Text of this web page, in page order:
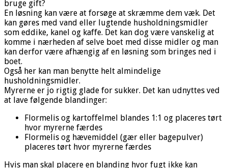
bruge gift?
En løsning kan være at forsøge at skræmme dem væk. Det
kan gøres med vand eller lugtende husholdningsmidler
som eddike, kanel og kaffe. Det kan dog være vanskelig at
komme i nærheden af selve boet med disse midler og man
kan derfor være afhængig af en løsning som bringes ned i
boet.
Også her kan man benytte helt almindelige
husholdningsmidler.
Myrerne er jo rigtig glade for sukker. Det kan udnyttes ved
at lave følgende blandinger:
Flormelis og kartoffelmel blandes 1:1 og placeres tørt
hvor myrerne færdes
Flormelis og hævemiddel (gær eller bagepulver)
placeres tørt hvor myrerne færdes
Hvis man skal placere en blanding hvor fugt ikke kan